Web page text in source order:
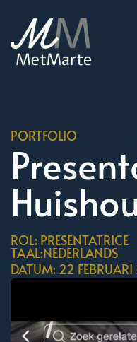
PORTFOLIO
ROL: PRESENTATRICE
TAAL:NEDERLANDS
DATUM: 22